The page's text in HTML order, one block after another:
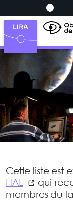
Cette liste est
HAL
qui
membres du